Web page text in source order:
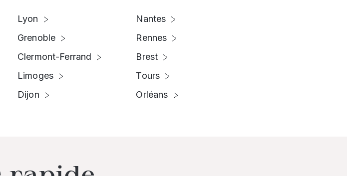
Lyon
Grenoble
Clermont-Ferrand
Limoges
Dijon
Nantes
Rennes
Brest
Tours
Orléans